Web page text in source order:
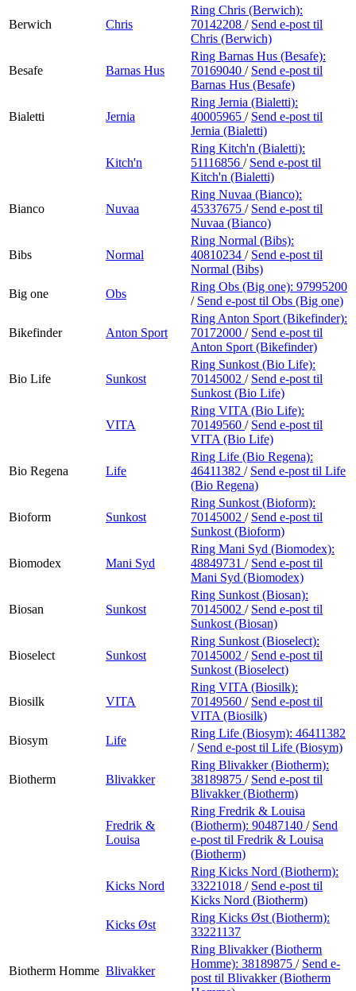
Berwich Chris
Ring Chris (Berwich):
70142208 / Send e-post til
Chris (Berwich)
Besafe Barnas Hus
Ring Barnas Hus (Besafe):
70169040 / Send e-post til
Barnas Hus (Besafe)
Bialetti Jernia
Ring Jernia (Bialetti):
40005965 / Send e-post til
Jernia (Bialetti)
Kitch'n
Ring Kitch'n (Bialetti):
51116856 / Send e-post til
Kitch'n (Bialetti)
Bianco Nuvaa
Ring Nuvaa (Bianco):
45337675 / Send e-post til
Nuvaa (Bianco)
Bibs Normal
Ring Normal (Bibs):
40810234 / Send e-post til
Normal (Bibs)
Big one
Obs
Ring Obs (Big one): 97995200
/ Send e-post til Obs (Big one)
Bikefinder Anton Sport
Ring Anton Sport (Bikefinder):
70172000 / Send e-post til
Anton Sport (Bikefinder)
Bio Life Sunkost
Ring Sunkost (Bio Life):
70145002 / Send e-post til
Sunkost (Bio Life)
VITA
Ring VITA (Bio Life):
70149560 / Send e-post til
VITA (Bio Life)
Bio Regena Life
Ring Life (Bio Regena):
46411382 / Send e-post til Life
(Bio Regena)
Bioform Sunkost
Ring Sunkost (Bioform):
70145002 / Send e-post til
Sunkost (Bioform)
Biomodex Mani Syd
Ring Mani Syd (Biomodex):
48849731 / Send e-post til
Mani Syd (Biomodex)
Biosan Sunkost
Ring Sunkost (Biosan):
70145002 / Send e-post til
Sunkost (Biosan)
Bioselect Sunkost
Ring Sunkost (Bioselect):
70145002 / Send e-post til
Sunkost (Bioselect)
Biosilk VITA
Ring VITA (Biosilk):
70149560 / Send e-post til
VITA (Biosilk)
Biosym
Life
Ring Life (Biosym): 46411382
/ Send e-post til Life (Biosym)
Biotherm Blivakker
Ring Blivakker (Biotherm):
38189875 / Send e-post til
Blivakker (Biotherm)
Fredrik &
Louisa
Ring Fredrik & Louisa
(Biotherm): 90487140 / Send
e-post til Fredrik & Louisa
(Biotherm)
Kicks Nord
Ring Kicks Nord (Biotherm):
33221018 / Send e-post til
Kicks Nord (Biotherm)
Kicks Øst
Ring Kicks Øst (Biotherm):
33221137
Biotherm Homme Blivakker
Ring Blivakker (Biotherm
Homme): 38189875 / Send e-
post til Blivakker (Biotherm